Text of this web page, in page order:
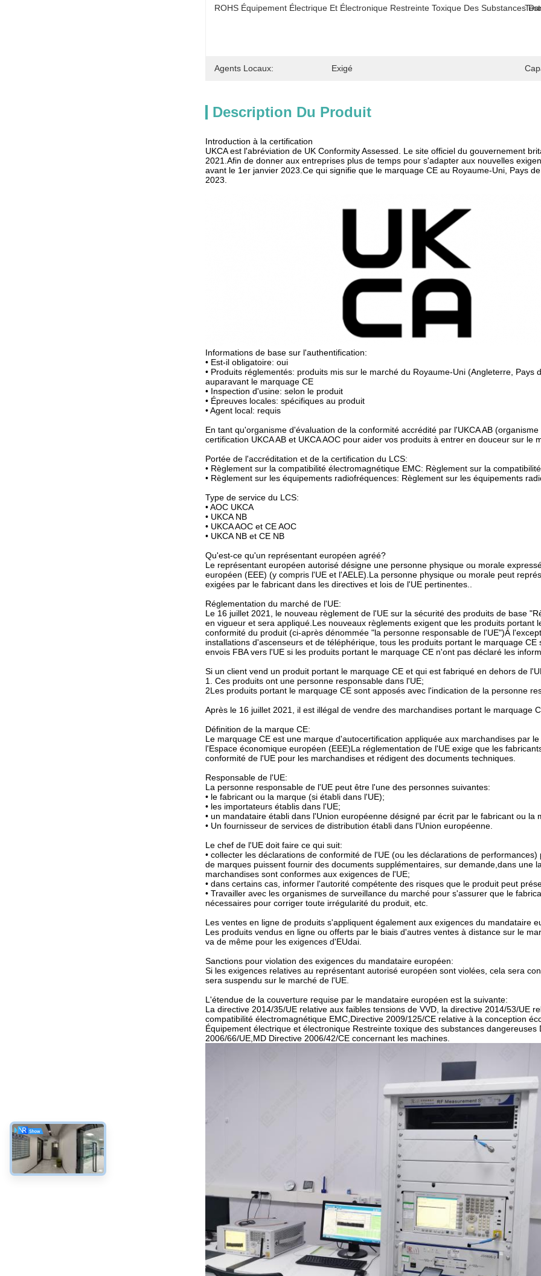
ROHS Équipement Électrique Et Électronique Restreinte Toxique Des Substances
Agents Locaux: Exigé
Description Du Produit
Introduction à la certification
UKCA est l'abréviation de UK Conformity Assessed. Le site officiel du gouvernement
2021.Afin de donner aux entreprises plus de temps pour s'adapter aux nouvelles
avant le 1er janvier 2023.Ce qui signifie que le marquage CE au Royaume-Uni, Pays
2023.
Informations de base sur l'authentification:
• Est-il obligatoire: oui
• Produits réglementés: produits mis sur le marché du Royaume-Uni (Angleterre,
auparavant le marquage CE
• Inspection d'usine: selon le produit
• Épreuves locales: spécifiques au produit
• Agent local: requis
En tant qu'organisme d'évaluation de la conformité accrédité par l'UKCA AB
certification UKCA AB et UKCA AOC pour aider vos produits à entrer en douceur sur le
Portée de l'accréditation et de la certification du LCS:
• Règlement sur la compatibilité électromagnétique EMC: Règlement sur la
• Règlement sur les équipements radiofréquences: Règlement sur les équipements
Type de service du LCS:
• AOC UKCA
• UKCA NB
• UKCA AOC et CE AOC
• UKCA NB et CE NB
Qu'est-ce qu'un représentant européen agréé?
Le représentant européen autorisé désigne une personne physique ou morale
européen (EEE) (y compris l'UE et l'AELE).La personne physique ou morale peut
exigées par le fabricant dans les directives et lois de l'UE pertinentes..
Réglementation du marché de l'UE:
Le 16 juillet 2021, le nouveau règlement de l'UE sur la sécurité des produits de base
en vigueur et sera appliqué.Les nouveaux règlements exigent que les produits
conformité du produit (ci-après dénommée "la personne responsable de l'UE")À
installations d'ascenseurs et de téléphérique, tous les produits portant le marquage
envois FBA vers l'UE si les produits portant le marquage CE n'ont pas déclaré les
Si un client vend un produit portant le marquage CE et qui est fabriqué en dehors de
1. Ces produits ont une personne responsable dans l'UE;
2Les produits portant le marquage CE sont apposés avec l'indication de la personne
Après le 16 juillet 2021, il est illégal de vendre des marchandises portant le marquage
Définition de la marque CE:
Le marquage CE est une marque d'autocertification appliquée aux marchandises par
l'Espace économique européen (EEE)La réglementation de l'UE exige que les
conformité de l'UE pour les marchandises et rédigent des documents techniques.
Responsable de l'UE:
La personne responsable de l'UE peut être l'une des personnes suivantes:
• le fabricant ou la marque (si établi dans l'UE);
• les importateurs établis dans l'UE;
• un mandataire établi dans l'Union européenne désigné par écrit par le fabricant ou la
• Un fournisseur de services de distribution établi dans l'Union européenne.
Le chef de l'UE doit faire ce qui suit:
• collecter les déclarations de conformité de l'UE (ou les déclarations de
de marques puissent fournir des documents supplémentaires, sur demande,dans
marchandises sont conformes aux exigences de l'UE;
• dans certains cas, informer l'autorité compétente des risques que le produit peut
• Travailler avec les organismes de surveillance du marché pour s'assurer que le
nécessaires pour corriger toute irrégularité du produit, etc.
Les ventes en ligne de produits s'appliquent également aux exigences du mandataire
Les produits vendus en ligne ou offerts par le biais d'autres ventes à distance sur le
va de même pour les exigences d'EUdai.
Sanctions pour violation des exigences du mandataire européen:
Si les exigences relatives au représentant autorisé européen sont violées, cela sera
sera suspendu sur le marché de l'UE.
L'étendue de la couverture requise par le mandataire européen est la suivante:
La directive 2014/35/UE relative aux faibles tensions de VVD, la directive 2014/53/UE
compatibilité électromagnétique EMC,Directive 2009/125/CE relative à la conception
Équipement électrique et électronique Restreinte toxique des substances
2006/66/UE,MD Directive 2006/42/CE concernant les machines.